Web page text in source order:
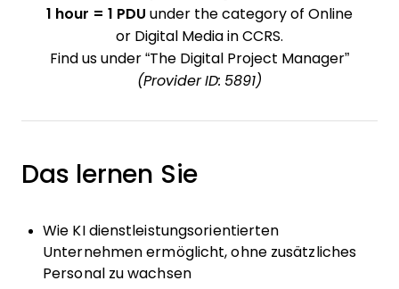
1 hour = 1 PDU under the category of Online
or Digital Media in CCRS.
Find us under “The Digital Project Manager”
(Provider ID: 5891)
Das lernen Sie
Wie KI dienstleistungsorientierten
Unternehmen ermöglicht, ohne zusätzliches
Personal zu wachsen